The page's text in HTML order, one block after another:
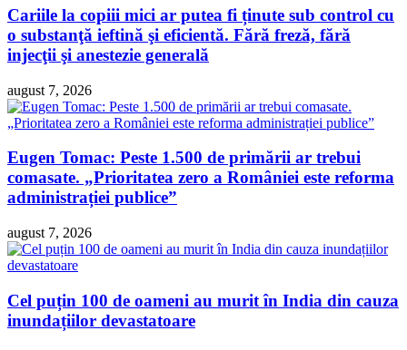
Cariile la copiii mici ar putea fi ținute sub control cu
o substanţă ieftină şi eficientă. Fără freză, fără
injecţii şi anestezie generală
august 7, 2026
Eugen Tomac: Peste 1.500 de primării ar trebui
comasate. „Prioritatea zero a României este reforma
administrației publice”
august 7, 2026
Cel puțin 100 de oameni au murit în India din cauza
inundațiilor devastatoare